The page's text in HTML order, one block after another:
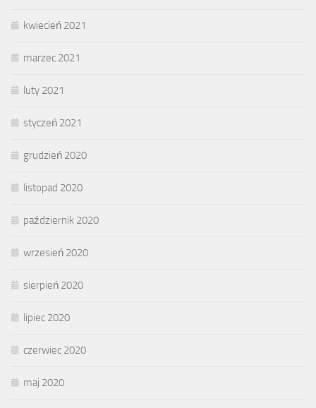
kwiecień 2021
marzec 2021
luty 2021
styczeń 2021
grudzień 2020
listopad 2020
październik 2020
wrzesień 2020
sierpień 2020
lipiec 2020
czerwiec 2020
maj 2020